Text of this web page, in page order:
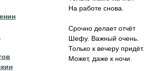
На работе снова.
Срочно делает отчёт
Шефу. Важный очень.
Только к вечеру придёт.
Может, даже к ночи.